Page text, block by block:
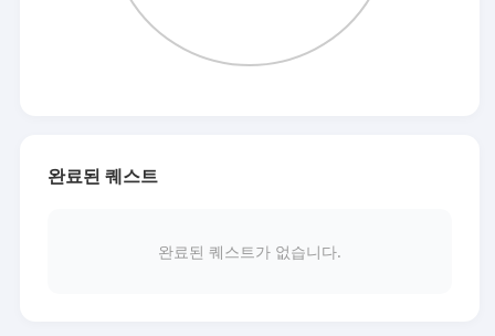
완료된 퀘스트
완료된 퀘스트가 없습니다.